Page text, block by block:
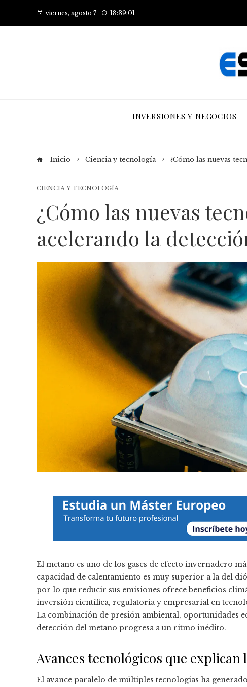
viernes, agosto 7 18:39:02
INVERSIONES Y NEGOCIOS
Inicio Ciencia y tecnología ¿Cómo las nuevas
CIENCIA Y TECNOLOGÍA
¿Cómo las nuevas
acelerando la
El metano es uno de los gases de efecto invernadero
capacidad de calentamiento es muy superior a la del
por lo que reducir sus emisiones ofrece beneficios
inversión científica, regulatoria y empresarial en
La combinación de presión ambiental, oportunidades
detección del metano progresa a un ritmo inédito.
Avances tecnológicos que
El avance paralelo de múltiples tecnologías ha